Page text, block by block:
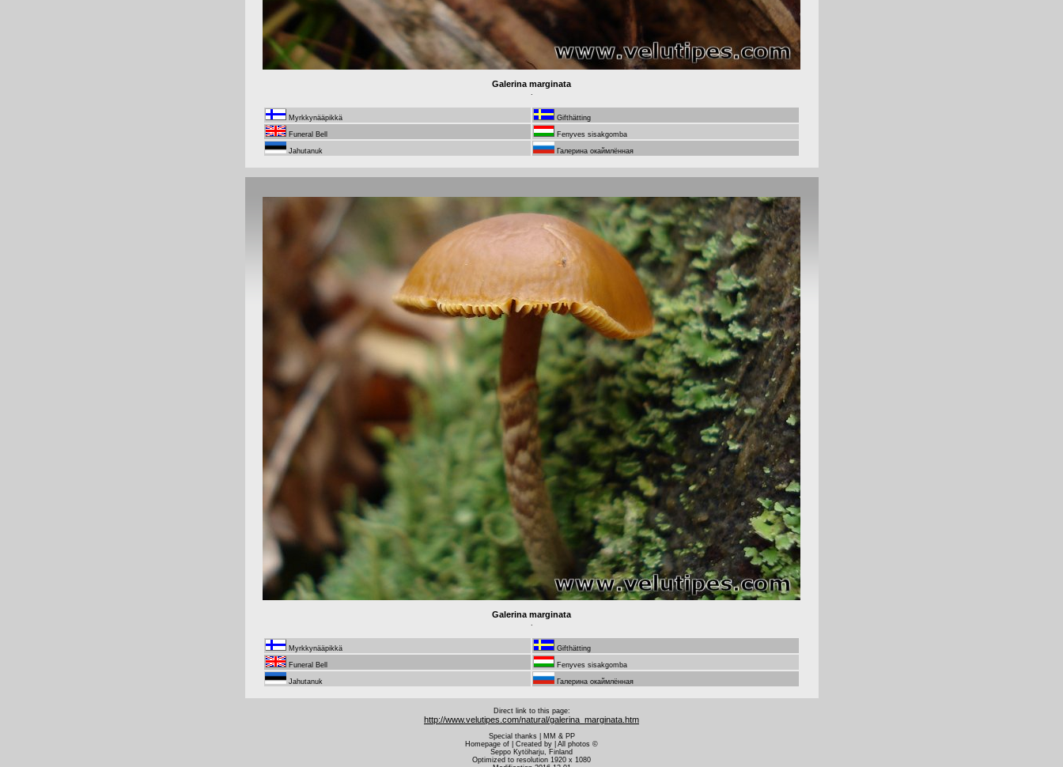
Galerina marginata
.
Myrkkynääpikkä Gifthätting
Funeral Bell Fenyves sisakgomba
Jahutanuk Галерина окаймлённая
Galerina marginata
.
Myrkkynääpikkä Gifthätting
Funeral Bell Fenyves sisakgomba
Jahutanuk Галерина окаймлённая
Direct link to this page:
http://www.velutipes.com/natural/galerina_marginata.htm
Special thanks | MM & PP
Homepage of | Created by | All photos ©
Seppo Kytöharju, Finland
Optimized to resolution 1920 x 1080